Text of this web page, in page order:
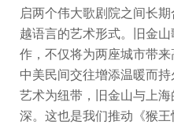
启两个伟大歌剧院之间长
越语言的艺术形式。旧金
作，不仅将为两座城市带
中美民间交往增添温暖而
艺术为纽带，旧金山与上
深。这也是我们推动《猴